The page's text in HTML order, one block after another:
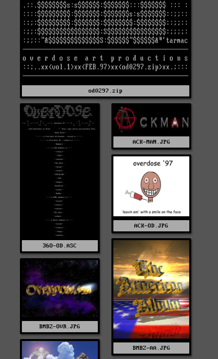
od0297.zip
36O-OD.ASC
ACK-MAN.JPG
ACK-OD.JPG
BMBZ-AA.JPG
BMBZ-OVR.JPG